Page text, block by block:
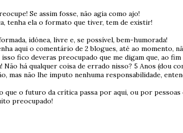
Se assim fosse, não agia como ajo!
tenha ela o formato que tiver, tem de existir!
idónea, livre e, se possível, bem-humorada!
aqui o comentário de 2 blogues, até ao momento,
fico deveras preocupado que me digam que, ao fim
Não há qualquer coisa de errado nisso? 5 Anos (dou
mas não lhe imputo nenhuma responsabilidade,
que o futuro da crítica passa por aqui, ou por pessoas
preocupado!